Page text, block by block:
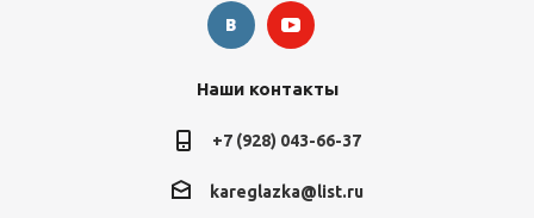
Наши контакты
+7 (928) 043-66-37
kareglazka@list.ru